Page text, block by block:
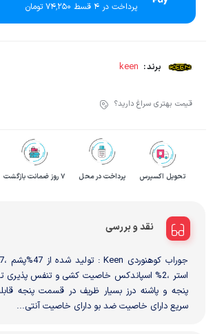
پرداخت در 4 قسط ۷۴٬۲۵۰ تومان
برند : keen
قیمت بهتری سراغ دارید؟
تحویل اکسپرس پرداخت در محل ۷ روز ضمانت بازگشت
نقد و بررسی
استر ،2% اسپاندکس خاصیت کشی و تنفس
پنجه و پاشنه درز بسیار ظریف در قسمت پنجه
سریع دارای خاصیت ضد بو دارای خاصیت آنتی...